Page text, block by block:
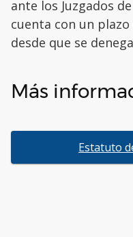
ante los Juzgados
cuenta con un
desde que se
Más
Estatuto